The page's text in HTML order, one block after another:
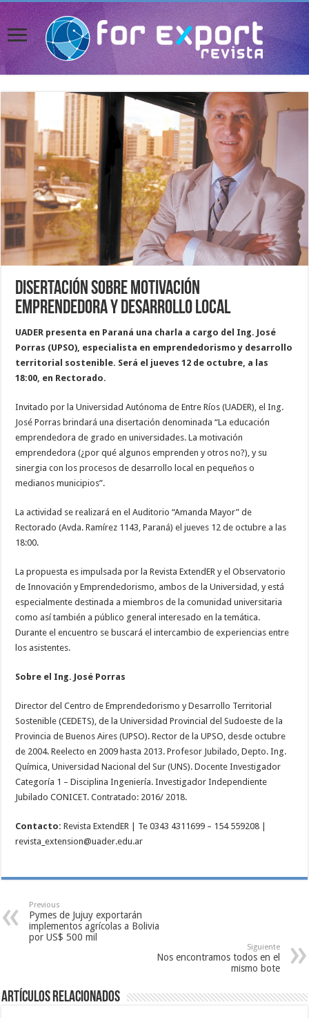
Disertación sobre motivación
emprendedora y desarrollo local
UADER presenta en Paraná una charla a cargo del Ing. José
Porras (UPSO), especialista en emprendedorismo y desarrollo
territorial sostenible. Será el jueves 12 de octubre, a las
18:00, en Rectorado.
Invitado por la Universidad Autónoma de Entre Ríos (UADER), el Ing.
José Porras brindará una disertación denominada “La educación
emprendedora de grado en universidades. La motivación
emprendedora (¿por qué algunos emprenden y otros no?), y su
sinergia con los procesos de desarrollo local en pequeños o
medianos municipios”.
La actividad se realizará en el Auditorio “Amanda Mayor” de
Rectorado (Avda. Ramírez 1143, Paraná) el jueves 12 de octubre a las
18:00.
La propuesta es impulsada por la Revista ExtendER y el Observatorio
de Innovación y Emprendedorismo, ambos de la Universidad, y está
especialmente destinada a miembros de la comunidad universitaria
como así también a público general interesado en la temática.
Durante el encuentro se buscará el intercambio de experiencias entre
los asistentes.
Sobre el Ing. José Porras
Director del Centro de Emprendedorismo y Desarrollo Territorial
Sostenible (CEDETS), de la Universidad Provincial del Sudoeste de la
Provincia de Buenos Aires (UPSO). Rector de la UPSO, desde octubre
de 2004. Reelecto en 2009 hasta 2013. Profesor Jubilado, Depto. Ing.
Química, Universidad Nacional del Sur (UNS). Docente Investigador
Categoría 1 – Disciplina Ingeniería. Investigador Independiente
Jubilado CONICET. Contratado: 2016/ 2018.
Contacto: Revista ExtendER | Te 0343 4311699 – 154 559208 |
revista_extension@uader.edu.ar
Previous
Pymes de Jujuy exportarán
implementos agrícolas a Bolivia
por US$ 500 mil
Siguiente
Nos encontramos todos en el
mismo bote
Artículos relacionados